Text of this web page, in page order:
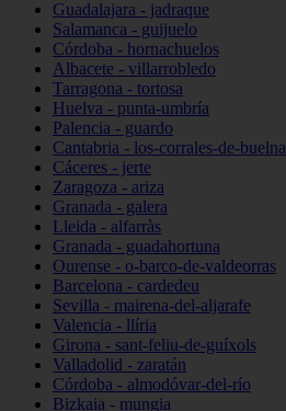
Guadalajara - jadraque
Salamanca - guijuelo
Córdoba - hornachuelos
Albacete - villarrobledo
Tarragona - tortosa
Huelva - punta-umbría
Palencia - guardo
Cantabria - los-corrales-de-buelna
Cáceres - jerte
Zaragoza - ariza
Granada - galera
Lleida - alfarràs
Granada - guadahortuna
Ourense - o-barco-de-valdeorras
Barcelona - cardedeu
Sevilla - mairena-del-aljarafe
Valencia - llíria
Girona - sant-feliu-de-guíxols
Valladolid - zaratán
Córdoba - almodóvar-del-río
Bizkaia - mungia